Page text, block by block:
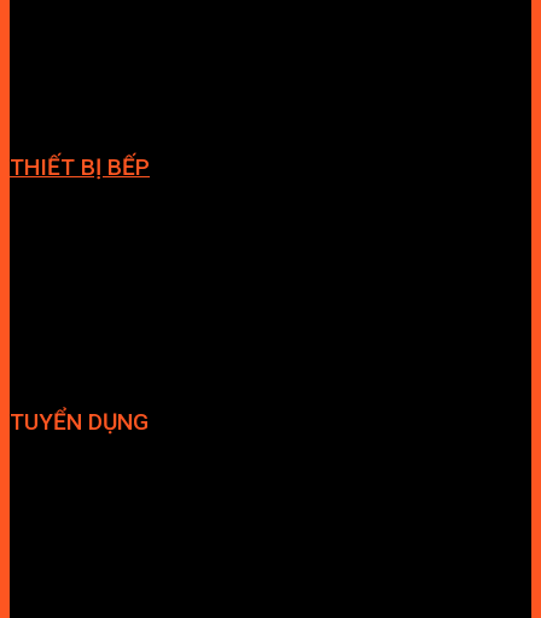
THIẾT BỊ BẾP
TUYỂN DỤNG